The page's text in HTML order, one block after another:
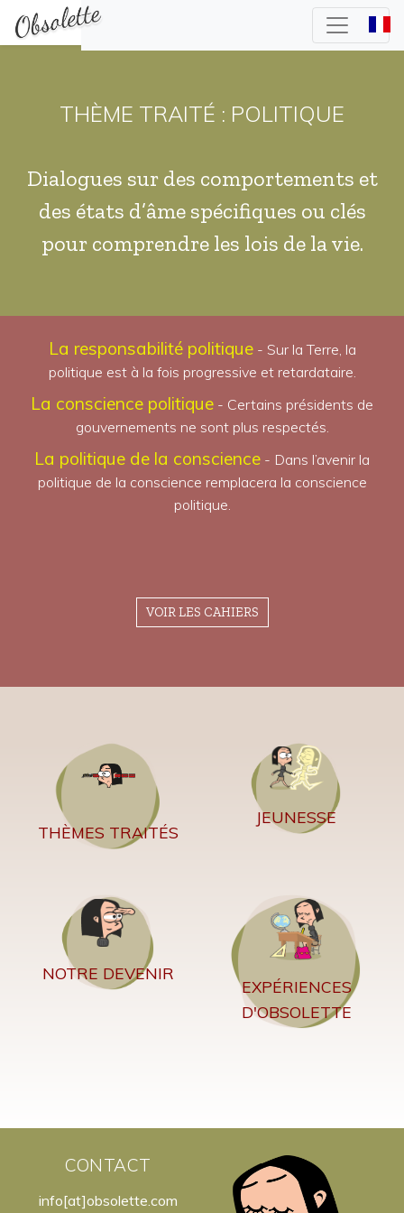
THÈME TRAITÉ : POLITIQUE
Dialogues sur des comportements et
des états d’âme spécifiques ou clés
pour comprendre les lois de la vie.
La responsabilité politique- Sur la Terre, la
politique est à la fois progressive et retardataire.
La conscience politique - Certains présidents de
gouvernements ne sont plus respectés.
La politique de la conscience - Dans l’avenir la
politique de la conscience remplacera la conscience
politique.
VOIR LES CAHIERS
THÈMES TRAITÉS
JEUNESSE
NOTRE DEVENIR
EXPÉRIENCES
D'OBSOLETTE
CONTACT
info[at]obsolette.com